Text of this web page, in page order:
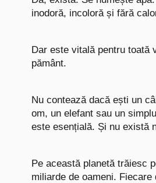
inodoră, incoloră și fără
Dar este vitală pentru toată
pământ.
Nu contează dacă ești un
om, un elefant sau un
este esențială. Și nu există
Pe această planetă trăiesc
miliarde de oameni. Fiecare